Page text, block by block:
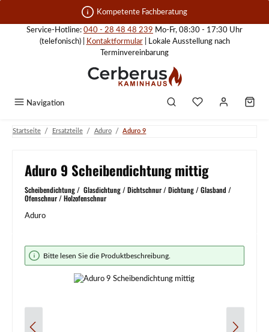
Zum Hauptinhalt springen Kompetente Fachberatung
Service-Hotline: 040 - 28 48 48 239 Mo-Fr, 08:30 - 17:30 Uhr
(telefonisch) |
Kontaktformular| Lokale Ausstellung nach
Terminvereinbarung
Navigation
Startseite / Ersatzteile / Aduro / Aduro 9
Aduro 9 Scheibendichtung mittig
Scheibendichtung / Glasdichtung / Dichtschnur / Dichtung / Glasband /
Ofenschnur / Holzofenschnur
Aduro
Bildergalerie überspringen
Bitte lesen Sie die Produktbeschreibung.